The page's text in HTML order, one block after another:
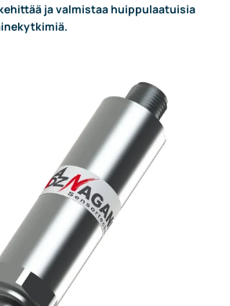
kehittää ja valmistaa huippulaatuisia